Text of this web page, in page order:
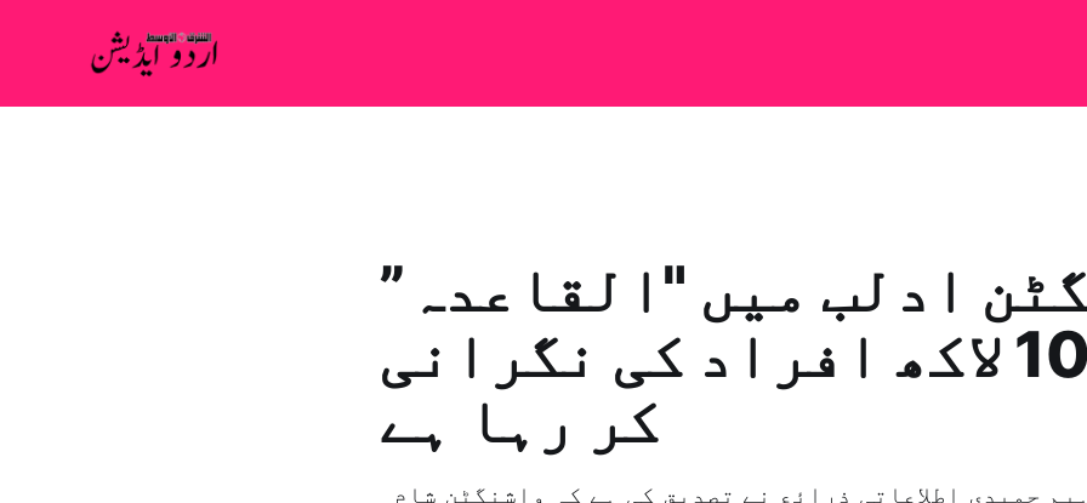
ادلب میں "القاعدہ”
کے 10 لاکھ افراد کی نگرانی
کر رہا ہے